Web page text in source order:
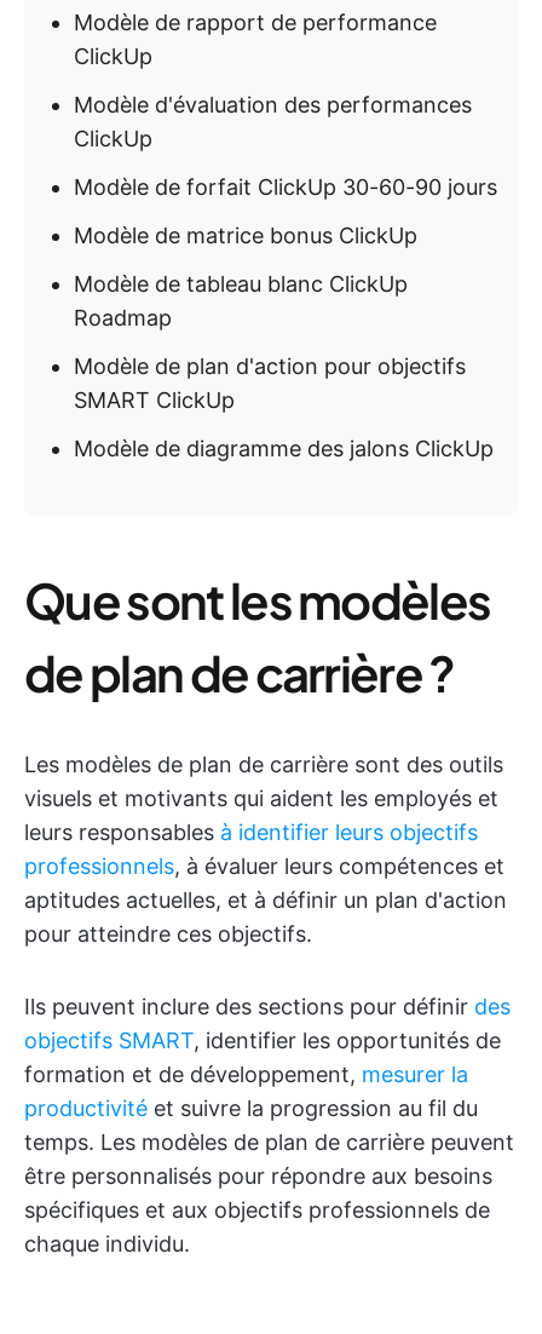
Modèle de rapport de performance
ClickUp
Modèle d'évaluation des performances
ClickUp
Modèle de forfait ClickUp 30-60-90 jours
Modèle de matrice bonus ClickUp
Modèle de tableau blanc ClickUp
Roadmap
Modèle de plan d'action pour objectifs
SMART ClickUp
Modèle de diagramme des jalons ClickUp
Que sont les modèles
de plan de carrière ?
Les modèles de plan de carrière sont des outils
visuels et motivants qui aident les employés et
leurs responsables à identifier leurs objectifs
professionnels, à évaluer leurs compétences et
aptitudes actuelles, et à définir un plan d'action
pour atteindre ces objectifs.
Ils peuvent inclure des sections pour définir des
objectifs SMART, identifier les opportunités de
formation et de développement, mesurer la
productivité et suivre la progression au fil du
temps. Les modèles de plan de carrière peuvent
être personnalisés pour répondre aux besoins
spécifiques et aux objectifs professionnels de
chaque individu.